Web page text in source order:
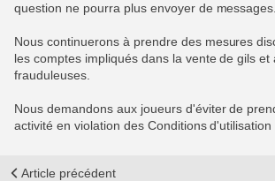
question ne pourra plus envoyer de messages.
Nous continuerons à prendre des mesures
les comptes impliqués dans la vente de gils et
frauduleuses.
Nous demandons aux joueurs d'éviter de
activité en violation des Conditions d'utilisation
Article précédent